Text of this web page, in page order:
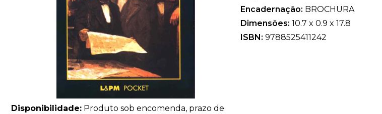
Disponibilidade: Produto sob encomenda, prazo de
Encadernação: BROCHURA
Dimensões: 10.7 x 0.9 x 17.8
ISBN: 9788525411242